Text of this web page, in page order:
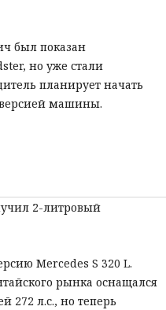
был показан
но уже стали
планирует начать
версией машины.
2-литровый
Mercedes S 320 L.
рынка оснащался
272 л.с., но теперь